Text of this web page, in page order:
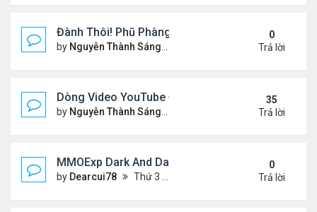
Đành Thôi! Phũ Phàng! &Video YouTube Ngâm
by Nguyễn Thành Sáng Thứ 2 Tháng 12 30, 2024
0
Trả lời
Dòng Video YouTube ĐỌC THƠ & THƠ (2)
by Nguyễn Thành Sáng Thứ 3 Tháng 10 29, 2024 3:33
35
Trả lời
MMOExp Dark And Darker Use Silver Coins for
by Dearcui78 Thứ 3 Tháng 12 10, 2024 1:08 am
0
Trả lời